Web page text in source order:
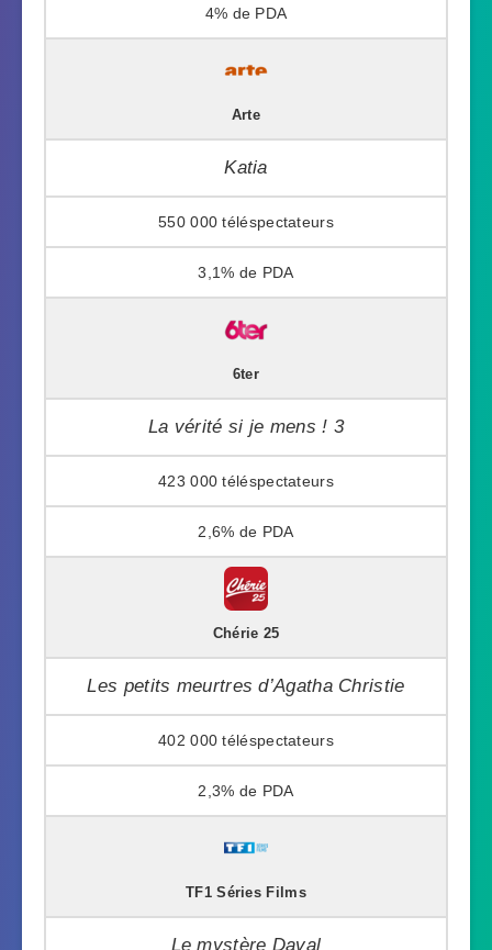
4%
Arte
Katia
550 000
3,1%
6ter
La vérité si je mens ! 3
423 000
2,6%
Chérie 25
Les petits meurtres d’Agatha Christie
402 000
2,3%
TF1 Séries Films
Le mystère Daval